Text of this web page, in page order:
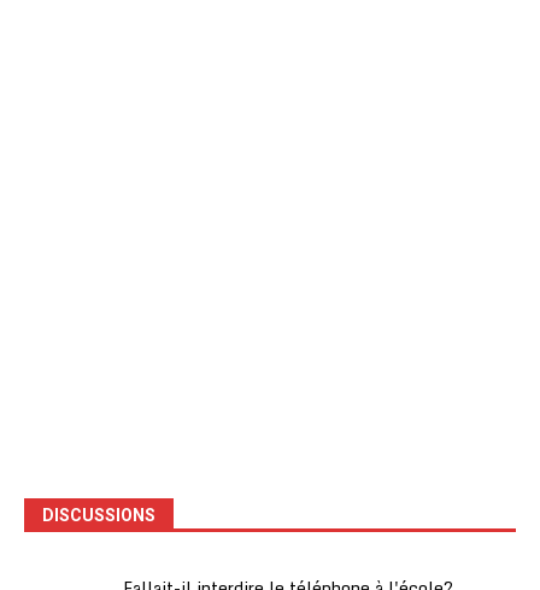
DISCUSSIONS